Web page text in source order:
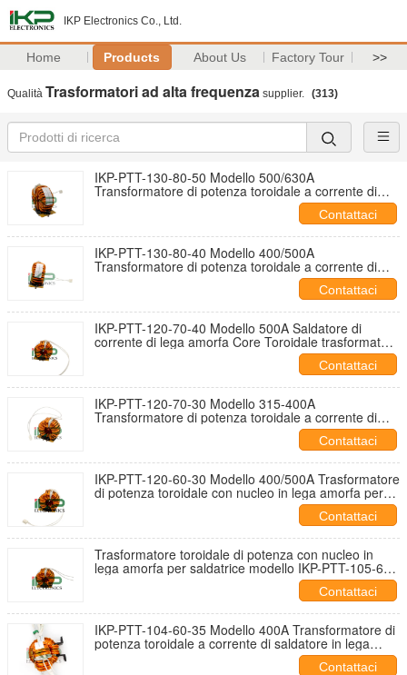
IKP Electronics Co., Ltd.
Home Products About Us Factory Tour >>
Qualità Trasformatori ad alta frequenza supplier. (313)
IKP-PTT-130-80-50 Modello 500/630A
Transformatore di potenza toroidale a corrente di
saldatura in lega amorfa per inverter
Contattaci
IKP-PTT-130-80-40 Modello 400/500A
Transformatore di potenza toroidale a corrente di
saldatura in lega amorfa per inverter
Contattaci
IKP-PTT-120-70-40 Modello 500A Saldatore di
corrente di lega amorfa Core Toroidale trasformatore
Contattaci
IKP-PTT-120-70-30 Modello 315-400A
Transformatore di potenza toroidale a corrente di
saldatura in lega amorfa per inverter
Contattaci
IKP-PTT-120-60-30 Modello 400/500A Trasformatore
di potenza toroidale con nucleo in lega amorfa per
Contattaci
Trasformatore toroidale di potenza con nucleo in
lega amorfa per saldatrice modello IKP-PTT-105-60-
Contattaci
IKP-PTT-104-60-35 Modello 400A Transformatore di
potenza toroidale a corrente di saldatore in lega
amorfa per macchina di saldatura inverter
Contattaci